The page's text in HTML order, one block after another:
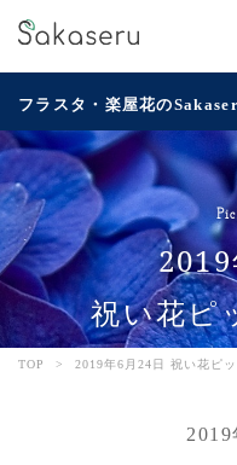
フラスタ・楽屋花の
祝い花ピ
TOP > 2019年6月24日 祝い花ピ
2019